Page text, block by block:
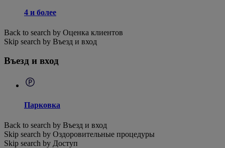
4 и более
Back to search by Оценка клиентов
Skip search by Въезд и вход
Въезд и вход
Парковка
Back to search by Въезд и вход
Skip search by Оздоровительные процедуры
Skip search by Доступ